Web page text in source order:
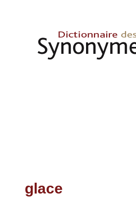
glace